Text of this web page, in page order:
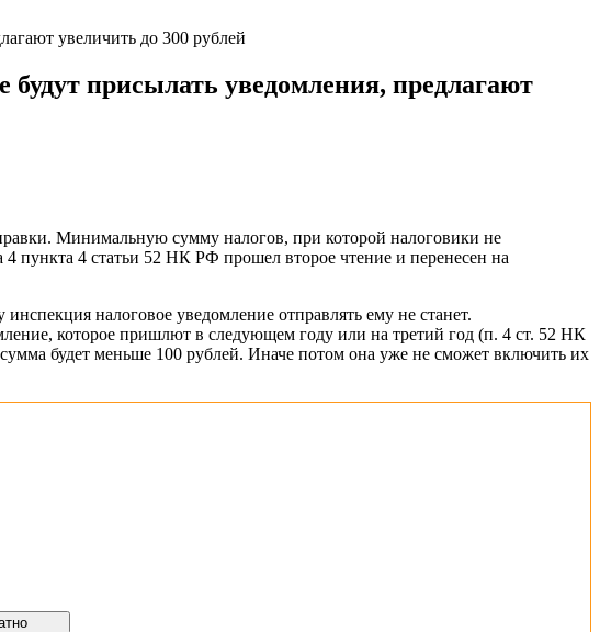
увеличить до 300 рублей
присылать уведомления, предлагают
Минимальную сумму налогов, при которой налоговики не
4 пункта 4 статьи 52 НК РФ прошел второе чтение и перенесен на
налоговое уведомление отправлять ему не станет.
которое пришлют в следующем году или на третий год (п. 4 ст. 52 НК
будет меньше 100 рублей. Иначе потом она уже не сможет включить их